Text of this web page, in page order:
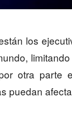
los
otra parte
puedan